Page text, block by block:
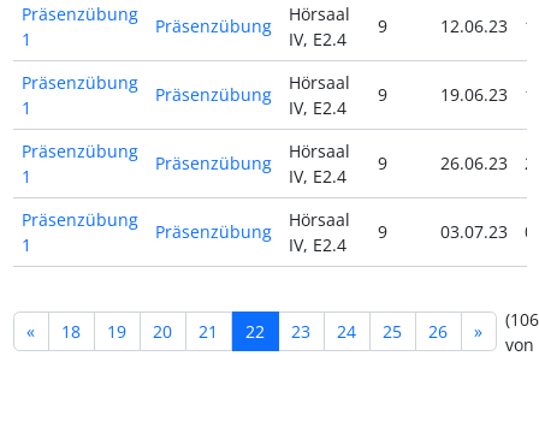
Präsenzübung
1
Präsenzübung
Hörsaal
IV, E2.4
9 12.06.23
Präsenzübung
1
Präsenzübung
Hörsaal
IV, E2.4
9 19.06.23
Präsenzübung
1
Präsenzübung
Hörsaal
IV, E2.4
9 26.06.23
Präsenzübung
1
Präsenzübung
Hörsaal
IV, E2.4
9 03.07.23
« 18 19 20 21 22 23 24 25 26 »
von